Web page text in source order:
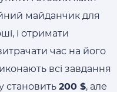
майданчик для
і отримати
час на його
всі завдання
становить 200 $, але